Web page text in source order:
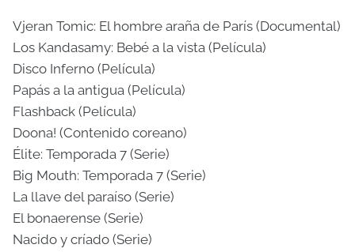
Vjeran Tomic: El hombre araña de París (Documental)
Los Kandasamy: Bebé a la vista (Película)
Disco Inferno (Película)
Papás a la antigua (Película)
Flashback (Película)
Doona! (Contenido coreano)
Élite: Temporada 7 (Serie)
Big Mouth: Temporada 7 (Serie)
La llave del paraíso (Serie)
El bonaerense (Serie)
Nacido y críado (Serie)